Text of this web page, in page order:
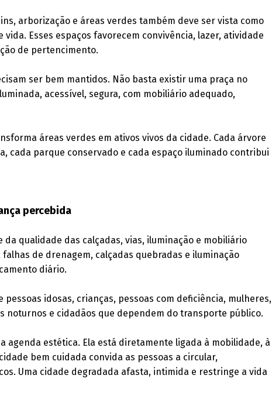
arborização e áreas verdes também deve ser vista como
Esses espaços favorecem convivência, lazer, atividade
de pertencimento.
ser bem mantidos. Não basta existir uma praça no
acessível, segura, com mobiliário adequado,
áreas verdes em ativos vivos da cidade. Cada árvore
cada parque conservado e cada espaço iluminado contribui
percebida
qualidade das calçadas, vias, iluminação e mobiliário
de drenagem, calçadas quebradas e iluminação
diário.
idosas, crianças, pessoas com deficiência, mulheres,
noturnos e cidadãos que dependem do transporte público.
agenda estética. Ela está diretamente ligada à mobilidade, à
bem cuidada convida as pessoas a circular,
Uma cidade degradada afasta, intimida e restringe a vida